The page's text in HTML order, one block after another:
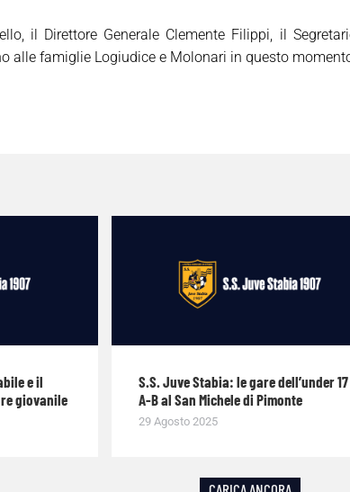
il Direttore Generale Clemente Filippi, il
alle famiglie Logiudice e Molonari in questo
e il
giovanile
S.S. Juve Stabia: le gare dell’under 17
A-B al San Michele di Pimonte
29 Agosto 2025